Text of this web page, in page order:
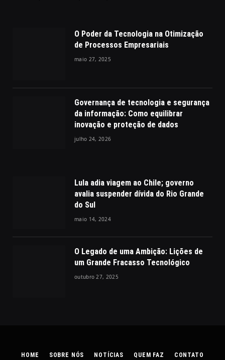
O Poder da Tecnologia na Otimização
de Processos Empresariais
maio 27, 2025
Governança de tecnologia e segurança
da informação: Como equilibrar
inovação e proteção de dados
julho 24, 2026
Lula adia viagem ao Chile; governo
avalia suspender dívida do Rio Grande
do Sul
maio 14, 2024
O Legado de uma Ambição: Lições de
um Grande Fracasso Tecnológico
outubro 27, 2025
HOME SOBRE NÓS NOTÍCIAS QUEM FAZ CONTATO